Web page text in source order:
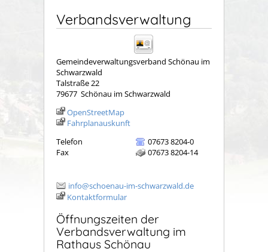
Verbandsverwaltung
Gemeindeverwaltungsverband Schönau im
Schwarzwald
Talstraße 22
79677 Schönau im Schwarzwald
OpenStreetMap
Fahrplanauskunft
Telefon
07673 8204-0
Fax
07673 8204-14
info@schoenau-im-schwarzwald.de
Kontaktformular
Öffnungszeiten der
Verbandsverwaltung im
Rathaus Schönau